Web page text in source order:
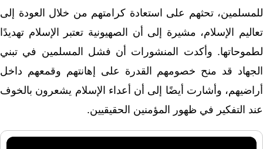
للمسلمين، تحثهم على استعادة كرامتهم من خلال العودة إلى
تعاليم الإسلام، مشيرة إلى أن الصهيونية تعتبر الإسلام تهديدًا
لطموحاتها. وأكدت المنشورات أن فشل المسلمين في تبني
الجهاد قد منح خصومهم القدرة على إهانتهم وقمعهم داخل
أراضيهم، وأشارت أيضًا إلى أن أعداء الإسلام يشعرون بالخوف
عند التفكير في ظهور المؤمنين الحقيقيين.
مشغل